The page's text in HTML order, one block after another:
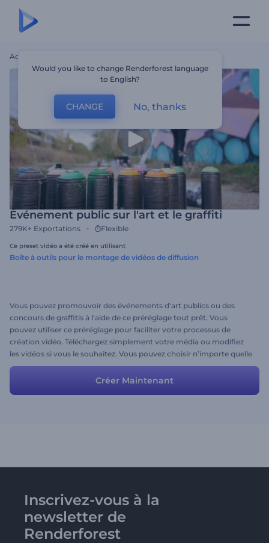
Accueil
Événement public sur l'art et le graffiti
279K+ Exportations Flexible
Ce preset vidéo a été créé en utilisant
Boîte à outils pour le montage de vidéos de diffusion
Vous pouvez promouvoir des événements d'art publics ou des
concours de graffitis à l'aide de ce préréglage tout prêt. Vous
pouvez utiliser ce préréglage pour faciliter votre processus de
création vidéo. Téléchargez simplement votre média ou modifiez
les vidéos si vous le souhaitez. Vous pouvez choisir n’importe quelle
vidéo dans notre grande galerie de vidéos.
Créer Maintenant
Inscrivez-vous à la
newsletter de
Renderforest
Would you like to change Renderforest language
to English?
CHANGE No, thanks